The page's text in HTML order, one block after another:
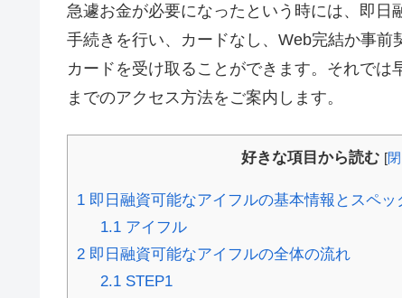
急遽お金が必要になったという時には、即
手続きを行い、カードなし、Web完結か事
カードを受け取ることができます。それで
までのアクセス方法をご案内します。
好きな項目から読む [
1 即日融資可能なアイフルの基本情報とスペッ
1.1アイフル
2 即日融資可能なアイフルの全体の流れ
2.1STEP1